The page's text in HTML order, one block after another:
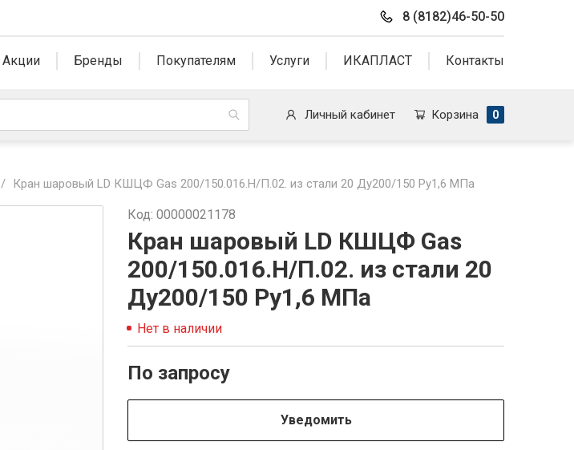
8 (8182)46-50-50
Акции Бренды Покупателям Услуги ИКАПЛАСТ Контакты
Личный кабинет Корзина 0
/ Кран шаровый LD КШЦФ Gas 200/150.016.Н/П.02. из стали 20 Ду200/150 Ру1,6 МПа
Код: 00000021178
Кран шаровый LD КШЦФ Gas
200/150.016.Н/П.02. из стали 20
Ду200/150 Ру1,6 МПа
Нет в наличии
По запросу
Уведомить